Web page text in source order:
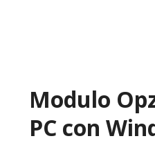
Modulo
PC con